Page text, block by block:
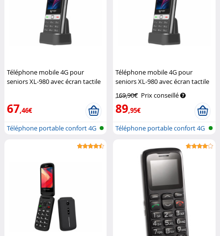
Téléphone mobile 4G pour
seniors XL-980 avec écran tactile
67,46€
Téléphone portable confort 4G
Téléphone mobile 4G pour
seniors XL-980 avec écran tactile
169,90€ Prix conseillé
89,95€
Téléphone portable confort 4G